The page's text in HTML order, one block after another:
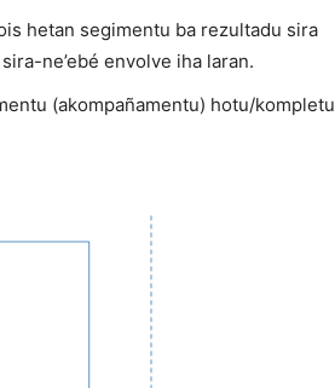
hetan segimentu ba rezultadu sira
ne’ebé envolve iha laran.
(akompañamentu) hotu/kompletu